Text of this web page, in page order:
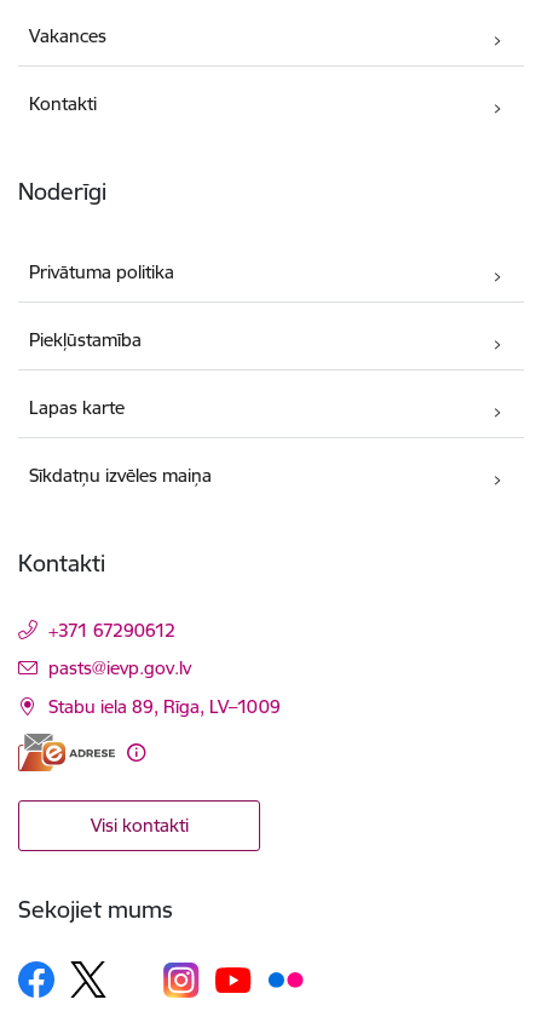
Vakances
Kontakti
Noderīgi
Privātuma politika
Piekļūstamība
Lapas karte
Sīkdatņu izvēles maiņa
Kontakti
+371 67290612
E-pasts:
pasts@ievp.gov.lv
Stabu iela 89, Rīga, LV–1009
Visi kontakti
Sekojiet mums